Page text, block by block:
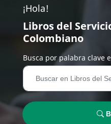
¡Hola!
Libros del
Colombiano
Busca por palabra clave